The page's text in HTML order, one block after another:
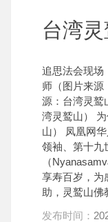
追思法会现场
师（图片来源
源：台湾灵鹫
湾灵鹫山）
山） 凤凰网
领袖、第十九
（
享寿百岁，为
助，灵鹫山佛
发布时间：